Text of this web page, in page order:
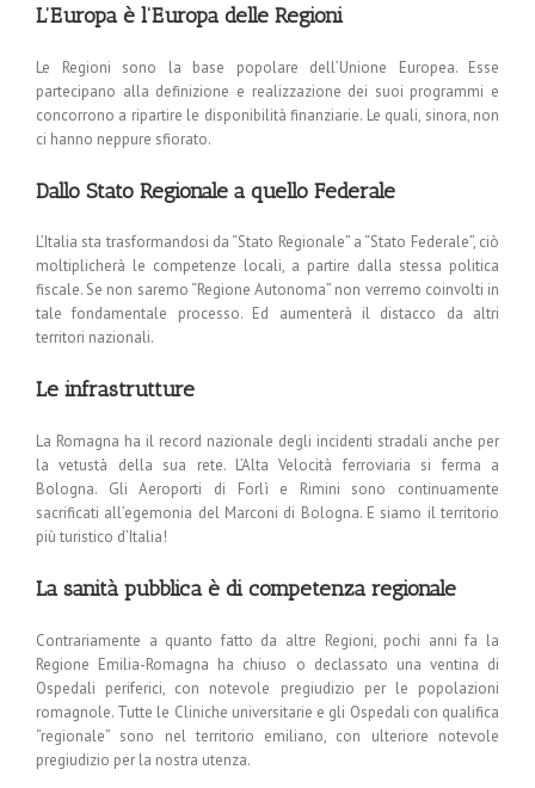
L’Europa è l’Europa delle Regioni
Le Regioni sono la base popolare dell’Unione Europea. Esse
partecipano alla definizione e realizzazione dei suoi programmi e
concorrono a ripartire le disponibilità finanziarie. Le quali, sinora, non
ci hanno neppure sfiorato.
Dallo Stato Regionale a quello Federale
L’Italia sta trasformandosi da “Stato Regionale” a “Stato Federale”, ciò
moltiplicherà le competenze locali, a partire dalla stessa politica
fiscale. Se non saremo “Regione Autonoma” non verremo coinvolti in
tale fondamentale processo. Ed aumenterà il distacco da altri
territori nazionali.
Le infrastrutture
La Romagna ha il record nazionale degli incidenti stradali anche per
la vetustà della sua rete. L’Alta Velocità ferroviaria si ferma a
Bologna. Gli Aeroporti di Forlì e Rimini sono continuamente
sacrificati all’egemonia del Marconi di Bologna. E siamo il territorio
più turistico d’Italia!
La sanità pubblica è di competenza regionale
Contrariamente a quanto fatto da altre Regioni, pochi anni fa la
Regione Emilia-Romagna ha chiuso o declassato una ventina di
Ospedali periferici, con notevole pregiudizio per le popolazioni
romagnole. Tutte le Cliniche universitarie e gli Ospedali con qualifica
“regionale” sono nel territorio emiliano, con ulteriore notevole
pregiudizio per la nostra utenza.